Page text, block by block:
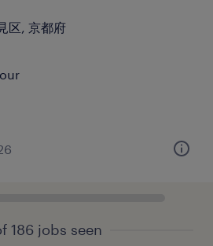
区, 京都府
186 jobs seen